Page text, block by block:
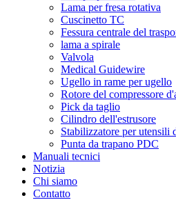
Lama per fresa rotativa
Cuscinetto TC
Fessura centrale del
lama a spirale
Valvola
Medical Guidewire
Ugello in rame per ugello
Rotore del compressore
Pick da taglio
Cilindro dell'estrusore
Stabilizzatore per utensili
Punta da trapano PDC
Manuali tecnici
Notizia
Chi siamo
Contatto